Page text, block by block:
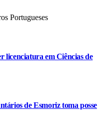
licenciatura em Ciências de
de Esmoriz toma posse